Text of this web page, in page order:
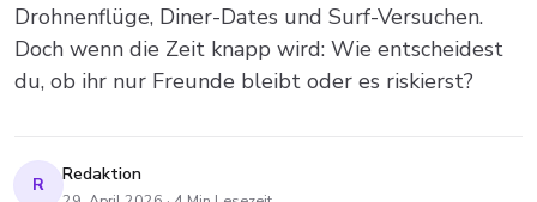
Drohnenflüge, Diner-Dates und Surf-Versuchen.
Doch wenn die Zeit knapp wird: Wie entscheidest
du, ob ihr nur Freunde bleibt oder es riskierst?
R Redaktion